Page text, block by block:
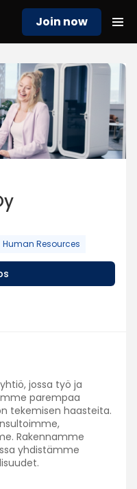
Join now
Human Resources
jossa työ ja
parempaa
tekemisen haasteita.
Rakennamme
yhdistämme